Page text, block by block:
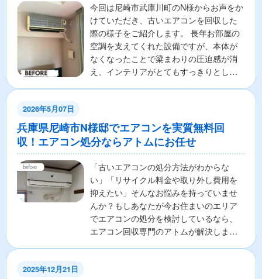
今回は尼崎市武庫川町のN様からお声をか
けていただき、古いエアコンを回収した
際の様子をご紹介します。 長年お部屋の
空調を支えてくれた設備ですが、本体が
なくなったことで梁まわりの圧迫感が消
え、インテリアがとてもすっきりとした
2026年5月07日
兵庫県尼崎市N様邸でエアコンを実質無料回
収！エアコン処分ならアトムにお任せ
「古いエアコンの処分方法がわからな
い」「リサイクル料金や取り外し費用を
抑えたい」そんなお悩みを持っていませ
んか？もしあなたが今お住まいのエリア
でエアコンの処分を検討しているなら、
エアコン回収専門のアトムが解決しま
2025年12月21日